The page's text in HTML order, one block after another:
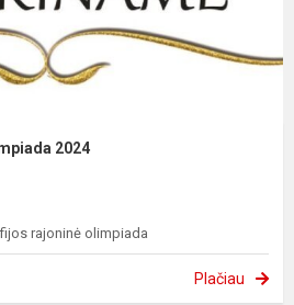
2024
rajoninė olimpiada
Plačiau